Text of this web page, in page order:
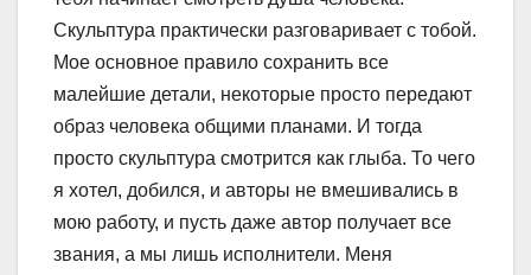
Скульптура практически разговаривает с тобой.
Мое основное правило сохранить все
малейшие детали, некоторые просто передают
образ человека общими планами. И тогда
просто скульптура смотрится как глыба. То чего
я хотел, добился, и авторы не вмешивались в
мою работу, и пусть даже автор получает все
звания, а мы лишь исполнители. Меня